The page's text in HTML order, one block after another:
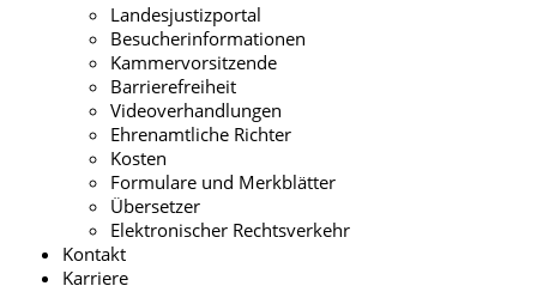
Landesjustizportal
Besucherinformationen
Kammervorsitzende
Barrierefreiheit
Videoverhandlungen
Ehrenamtliche Richter
Kosten
Formulare und Merkblätter
Übersetzer
Elektronischer Rechtsverkehr
Kontakt
Karriere